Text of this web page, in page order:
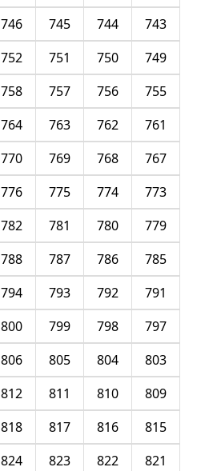
743
744
745
746
749
750
751
752
755
756
757
758
761
762
763
764
767
768
769
770
773
774
775
776
779
780
781
782
785
786
787
788
791
792
793
794
797
798
799
800
803
804
805
806
809
810
811
812
815
816
817
818
821
822
823
824